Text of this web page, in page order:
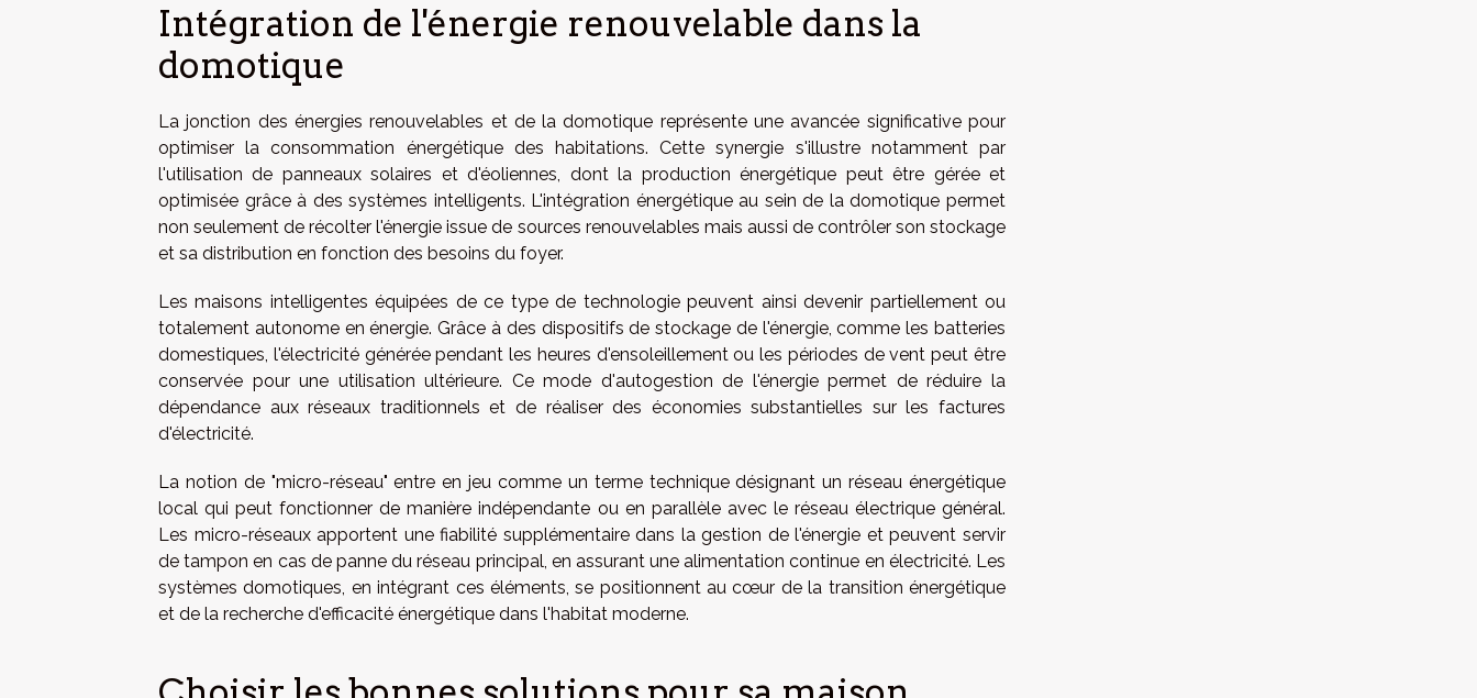
Intégration de l'énergie renouvelable dans la
domotique
La jonction des énergies renouvelables et de la domotique représente une avancée significative pour
optimiser la consommation énergétique des habitations. Cette synergie s'illustre notamment par
l'utilisation de panneaux solaires et d'éoliennes, dont la production énergétique peut être gérée et
optimisée grâce à des systèmes intelligents. L'intégration énergétique au sein de la domotique permet
non seulement de récolter l'énergie issue de sources renouvelables mais aussi de contrôler son stockage
et sa distribution en fonction des besoins du foyer.
Les maisons intelligentes équipées de ce type de technologie peuvent ainsi devenir partiellement ou
totalement autonome en énergie. Grâce à des dispositifs de stockage de l'énergie, comme les batteries
domestiques, l'électricité générée pendant les heures d'ensoleillement ou les périodes de vent peut être
conservée pour une utilisation ultérieure. Ce mode d'autogestion de l'énergie permet de réduire la
dépendance aux réseaux traditionnels et de réaliser des économies substantielles sur les factures
d'électricité.
La notion de "micro-réseau" entre en jeu comme un terme technique désignant un réseau énergétique
local qui peut fonctionner de manière indépendante ou en parallèle avec le réseau électrique général.
Les micro-réseaux apportent une fiabilité supplémentaire dans la gestion de l'énergie et peuvent servir
de tampon en cas de panne du réseau principal, en assurant une alimentation continue en électricité. Les
systèmes domotiques, en intégrant ces éléments, se positionnent au cœur de la transition énergétique
et de la recherche d'efficacité énergétique dans l'habitat moderne.